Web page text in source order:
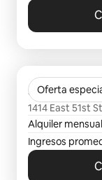
Oferta
Solomon
1414 East 51st
Alquiler
Ingresos